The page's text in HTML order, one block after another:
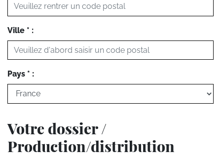
Ville * :
Pays * :
Votre dossier /
Production/distribution